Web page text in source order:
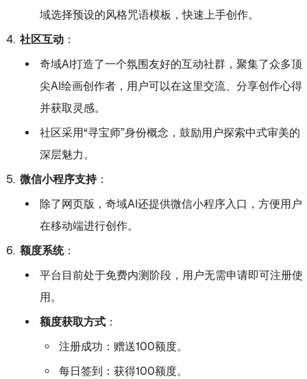
域选择预设的风格咒语模板，快速上手创作。
社区互动：
奇域AI打造了一个氛围友好的互动社群，聚集了众多顶
尖AI绘画创作者，用户可以在这里交流、分享创作心得
并获取灵感。
社区采用“寻宝师”身份概念，鼓励用户探索中式审美的
深层魅力。
微信小程序支持：
除了网页版，奇域AI还提供微信小程序入口，方便用户
在移动端进行创作。
额度系统：
平台目前处于免费内测阶段，用户无需申请即可注册使
用。
额度获取方式：
注册成功：赠送100额度。
每日签到：获得100额度。